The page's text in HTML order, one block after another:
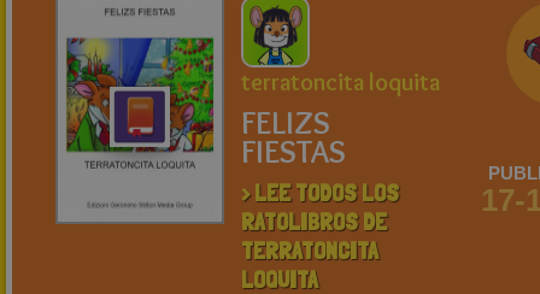
terratoncita loquita
FELIZS
FIESTAS
> LEE TODOS LOS
RATOLIBROS DE
TERRATONCITA
LOQUITA
17-